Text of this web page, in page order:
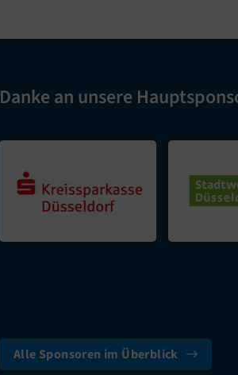
Danke an unsere
Alle Sponsoren im Überblick